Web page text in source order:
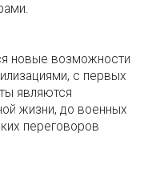
новые возможности
с первых
являются
жизни, до военных
переговоров